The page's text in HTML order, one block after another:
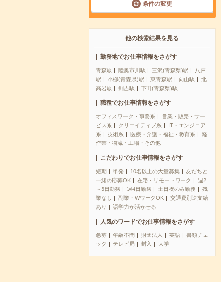
条件の変更
他の検索結果を見る
勤務地でお仕事情報をさがす
青森駅 陸奥市川駅 三沢(青森県)駅
八戸
駅
小柳(青森県)駅 東青森駅 向山駅
北
高岩駅
剣吉駅 下田(青森県)駅
職種でお仕事情報をさがす
オフィスワーク・事務系
営業・販売・サー
ビス系
クリエイティブ系
IT・エンジニア
系
技術系 医療・介護・福祉・教育系
軽
作業・物流・工場・その他
こだわりでお仕事情報をさがす
短期 単発 10名以上の大量募集
友だちと
一緒の応募OK
在宅・リモートワーク
週2
～3日勤務
週4日勤務 土日祝のみ勤務
残
業なし
副業・WワークOK
交通費別途支給
あり
語学力が活かせる
人気のワードでお仕事情報をさがす
急募 年齢不問 財団法人 英語
書類チェ
ック
テレビ局 封入 大学